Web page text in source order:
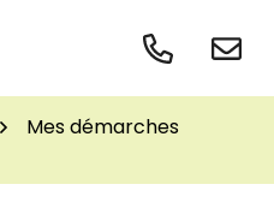
Mes démarches